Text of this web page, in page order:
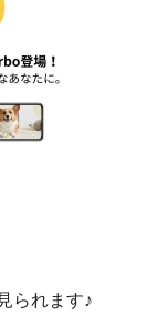
られます♪